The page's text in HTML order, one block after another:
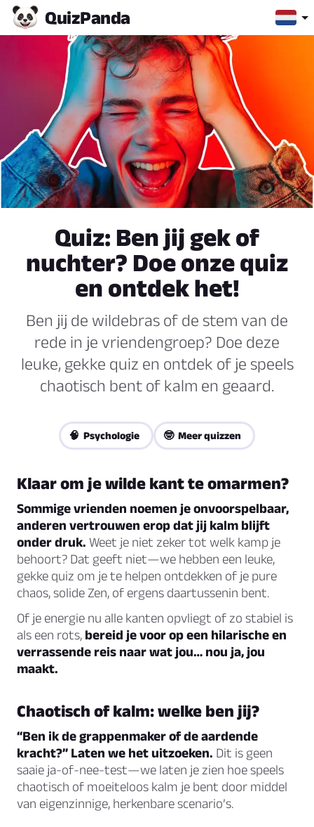
QuizPanda
Quiz: Ben jij gek of
nuchter? Doe onze quiz
en ontdek het!
Ben jij de wildebras of de stem van de
rede in je vriendengroep? Doe deze
leuke, gekke quiz en ontdek of je speels
chaotisch bent of kalm en geaard.
🧠 Psychologie 🤓 Meer quizzen
Klaar om je wilde kant te omarmen?
Sommige vrienden noemen je onvoorspelbaar,
anderen vertrouwen erop dat jij kalm blijft
onder druk. Weet je niet zeker tot welk kamp je
behoort? Dat geeft niet—we hebben een leuke,
gekke quiz om je te helpen ontdekken of je pure
chaos, solide Zen, of ergens daartussenin bent.
Of je energie nu alle kanten opvliegt of zo stabiel is
als een rots, bereid je voor op een hilarische en
verrassende reis naar wat jou… nou ja, jou
maakt.
Chaotisch of kalm: welke ben jij?
“Ben ik de grappenmaker of de aardende
kracht?” Laten we het uitzoeken. Dit is geen
saaie ja-of-nee-test—we laten je zien hoe speels
chaotisch of moeiteloos kalm je bent door middel
van eigenzinnige, herkenbare scenario’s.